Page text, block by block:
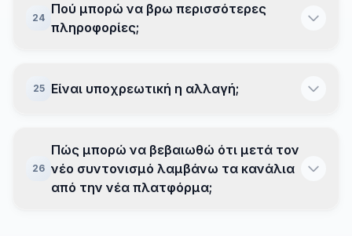
24
Πού μπορώ να βρω περισσότερες
πληροφορίες;
25 Είναι υποχρεωτική η αλλαγή;
26
Πώς μπορώ να βεβαιωθώ ότι μετά τον
νέο συντονισμό λαμβάνω τα κανάλια
από την νέα πλατφόρμα;